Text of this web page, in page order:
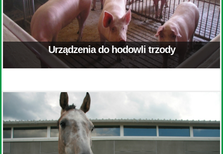
Urządzenia do hodowli trzody